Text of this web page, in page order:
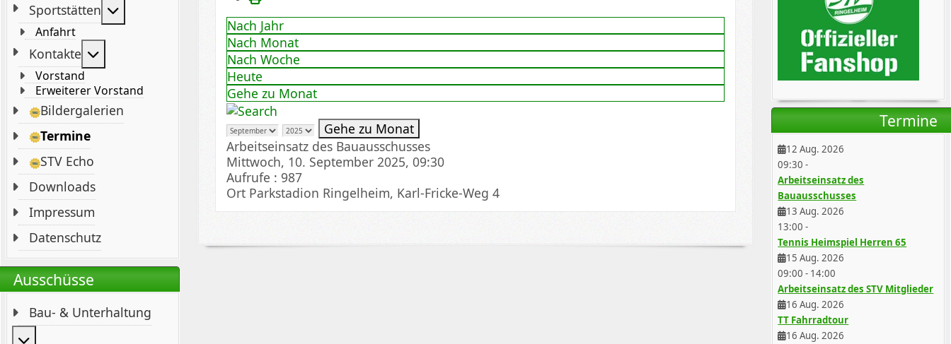
Sportstätten
Weitere Informationen: Sportstätten
Anfahrt
Kontakte Weitere Informationen: Kontakte
Vorstand
Erweiterer Vorstand
Bildergalerien
Termine
STV Echo
Downloads
Impressum
Datenschutz
Ausschüsse
Bau- & Unterhaltung
Termine
12 Aug. 2026
09:30 -
Arbeitseinsatz des
Bauausschusses
13 Aug. 2026
13:00 -
Tennis Heimspiel Herren 65
15 Aug. 2026
09:00 - 14:00
Arbeitseinsatz des STV Mitglieder
16 Aug. 2026
TT Fahrradtour
16 Aug. 2026
Nach Jahr
Nach Monat
Nach Woche
Heute
Gehe zu Monat
Gehe zu Monat
Arbeitseinsatz des Bauausschusses
Mittwoch, 10. September 2025, 09:30
Aufrufe : 987
Ort Parkstadion Ringelheim, Karl-Fricke-Weg 4